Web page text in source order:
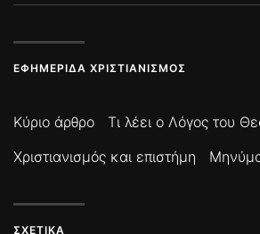
ΕΦΗΜΕΡΊΔΑ ΧΡΙΣΤΙΑΝΙΣΜΌΣ
Κύριο άρθρο Τι λέει ο Λόγος του
Χριστιανισμός και επιστήμη
ΣΧΕΤΙΚΆ